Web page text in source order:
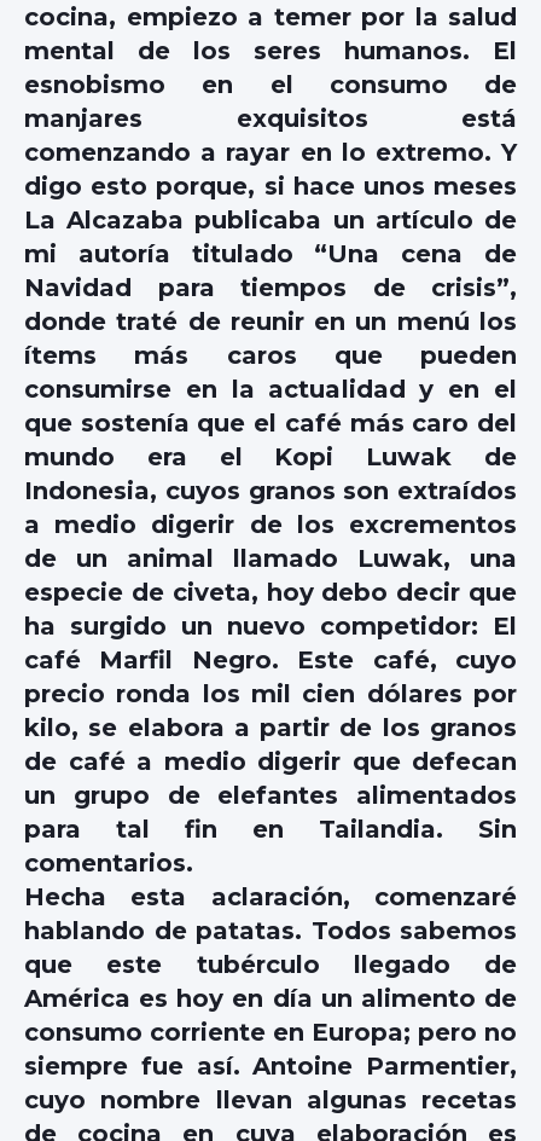
cocina, empiezo a temer por la salud
mental de los seres humanos. El
esnobismo en el consumo de
manjares exquisitos está
comenzando a rayar en lo extremo. Y
digo esto porque, si hace unos meses
La Alcazaba publicaba un artículo de
mi autoría titulado “Una cena de
Navidad para tiempos de crisis”,
donde traté de reunir en un menú los
ítems más caros que pueden
consumirse en la actualidad y en el
que sostenía que el café más caro del
mundo era el Kopi Luwak de
Indonesia, cuyos granos son extraídos
a medio digerir de los excrementos
de un animal llamado Luwak, una
especie de civeta, hoy debo decir que
ha surgido un nuevo competidor: El
café Marfil Negro. Este café, cuyo
precio ronda los mil cien dólares por
kilo, se elabora a partir de los granos
de café a medio digerir que defecan
un grupo de elefantes alimentados
para tal fin en Tailandia. Sin
comentarios.
Hecha esta aclaración, comenzaré
hablando de patatas. Todos sabemos
que este tubérculo llegado de
América es hoy en día un alimento de
consumo corriente en Europa; pero no
siempre fue así. Antoine Parmentier,
cuyo nombre llevan algunas recetas
de cocina en cuya elaboración es